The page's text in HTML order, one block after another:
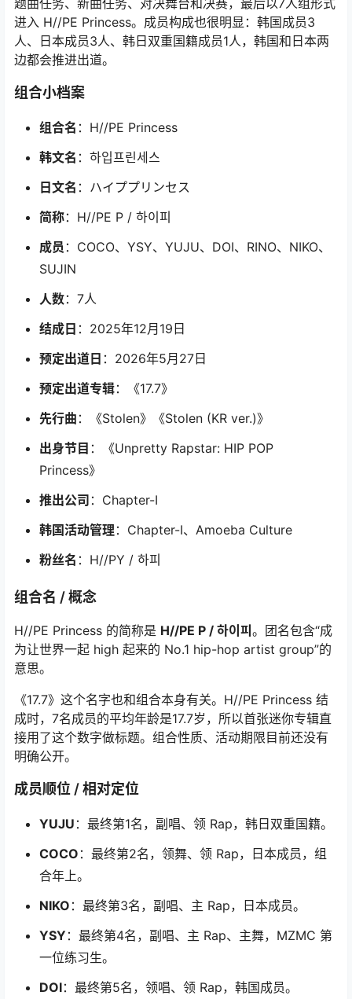
题曲任务、新曲任务、对决舞台和决赛，最后以7人组形式
进入 H//PE Princess。成员构成也很明显：韩国成员3
人、日本成员3人、韩日双重国籍成员1人，韩国和日本两
边都会推进出道。
组合小档案
组合名 ：H//PE Princess
韩文名 ：하입프린세스
日文名 ：ハイププリンセス
简称：H//PE P / 하이피
成员 ：COCO、YSY、YUJU、DOI、RINO、NIKO、
SUJIN
人数：7人
结成日 ：2025年12月19日
预定出道日 ：2026年5月27日
预定出道专辑：《17.7》
先行曲 ：《Stolen》《Stolen (KR ver.)》
出身节目 ：《Unpretty Rapstar: HIP POP
Princess》
推出公司 ：Chapter-I
韩国活动管理 ：Chapter-I、Amoeba Culture
粉丝名 ：H//PY / 하피
组合名 / 概念
H//PE Princess 的简称是 H//PE P / 하이피。团名包含“成
为让世界一起 high 起来的 No.1 hip-hop artist group”的
意思。
《17.7》这个名字也和组合本身有关。H//PE Princess 结
成时，7名成员的平均年龄是17.7岁，所以首张迷你专辑直
接用了这个数字做标题。组合性质、活动期限目前还没有
明确公开。
成员顺位 / 相对定位
YUJU ：最终第1名，副唱、领 Rap，韩日双重国籍。
COCO ：最终第2名，领舞、领 Rap，日本成员，组
合年上。
NIKO ：最终第3名，副唱、主 Rap，日本成员。
YSY ：最终第4名，副唱、主 Rap、主舞，MZMC 第
一位练习生。
DOI：最终第5名，领唱、领 Rap，韩国成员。